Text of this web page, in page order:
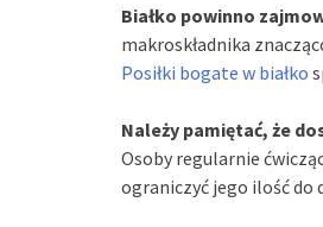
Białko powinno
makroskładnika
Posiłki bogate w białko
Należy pamiętać, że
Osoby regularnie
ograniczyć jego ilość do